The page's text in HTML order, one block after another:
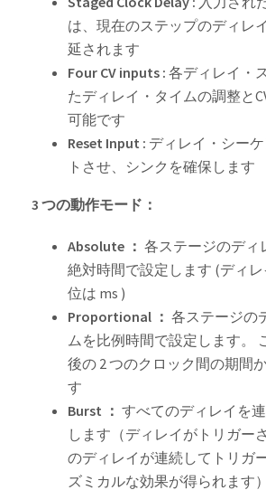
は、現在のステップのディレ
延されます
Four CV inputs : 各ディレイ・
たディレイ・タイムの調整と
可能です
Reset Input : ディレイ・シー
トさせ、シンクを確保します
3 つの動作モード：
Absolute ： 各ステージのディ
絶対時間で設定します (ディ
位は ms )
Proportional ： 各ステージの
ムを比例時間で設定します。
後の 2 つのクロック間の期間
す
Burst ： すべてのディレイを
します（ディレイがトリガー
のディレイが連続してトリガ
ズミカルな効果が得られます）